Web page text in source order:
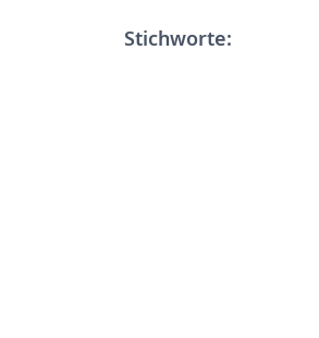
Stichworte: